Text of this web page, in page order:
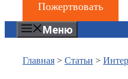
Пожертвовать
Меню
Главная > Статьи >